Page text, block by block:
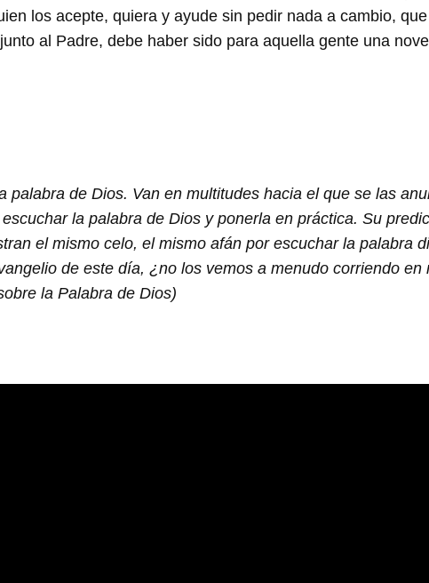
los acepte, quiera y ayude sin pedir nada a cambio,
al Padre, debe haber sido para aquella gente una
de Dios. Van en multitudes hacia el que se las
la palabra de Dios y ponerla en práctica. Su
el mismo celo, el mismo afán por escuchar la palabra
de este día, ¿no los vemos a menudo corriendo en
la Palabra de Dios)